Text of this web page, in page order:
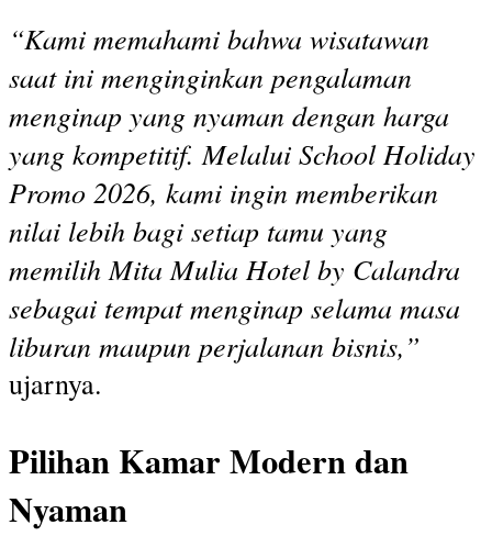
“Kami memahami bahwa wisatawan
saat ini menginginkan pengalaman
menginap yang nyaman dengan harga
yang kompetitif. Melalui School Holiday
Promo 2026, kami ingin memberikan
nilai lebih bagi setiap tamu yang
memilih Mita Mulia Hotel by Calandra
sebagai tempat menginap selama masa
liburan maupun perjalanan bisnis,”
ujarnya.
Pilihan Kamar Modern dan
Nyaman